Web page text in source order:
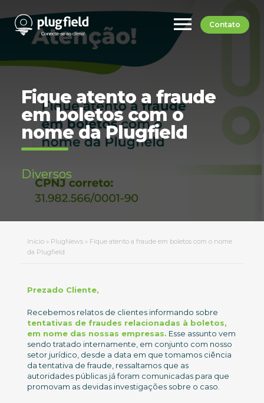
Contato
menu
Fique atento a fraude
em boletos com o
nome da Plugfield
Diversos
Início » PlugNews » Fique atento a fraude em boletos com o nome
da Plugfield
Prezado Cliente,
Recebemos relatos de clientes informando sobre
tentativas de fraudes relacionadas à boletos,
em nome das nossas empresas. Esse assunto vem
sendo tratado internamente, em conjunto com nosso
setor jurídico, desde a data em que tomamos ciência
da tentativa de fraude, ressaltamos que as
autoridades públicas já foram comunicadas para que
promovam as devidas investigações sobre o caso.